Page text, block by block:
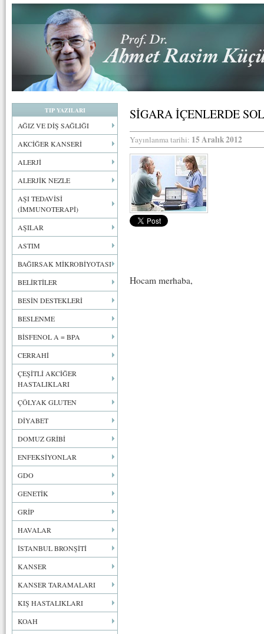
TIP YAZILARI
AĞIZ VE DİŞ SAĞLIĞI
AKCİĞER KANSERİ
ALERJİ
ALERJİK NEZLE
AŞI TEDAVİSİ
(İMMUNOTERAPİ)
AŞILAR
ASTIM
BAĞIRSAK MİKROBİYOTASI
BELİRTİLER
BESİN DESTEKLERİ
BESLENME
BİSFENOL A = BPA
CERRAHİ
ÇEŞİTLİ AKCİĞER
HASTALIKLARI
ÇÖLYAK GLUTEN
DİYABET
DOMUZ GRİBİ
ENFEKSİYONLAR
GDO
GENETİK
GRİP
HAVALAR
İSTANBUL BRONŞİTİ
KANSER
KANSER TARAMALARI
KIŞ HASTALIKLARI
KOAH
SİGARA İÇENLERDE
Yayınlanma tarihi: 15 Aralık 2012
Hocam merhaba,